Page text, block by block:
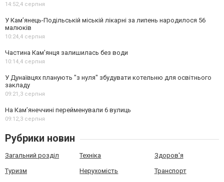
14:52,4 серпня
У Кам’янець-Подільській міській лікарні за липень народилося 56
малюків
10:24,4 серпня
Частина Кам'янця залишилась без води
10:14,4 серпня
У Дунаївцях планують "з нуля" збудувати котельню для освітнього
закладу
09:21,3 серпня
На Камʼянеччині перейменували 6 вулиць
09:12,3 серпня
Рубрики новин
Загальний розділ Техніка Здоров'я
Туризм Нерухомість Транспорт